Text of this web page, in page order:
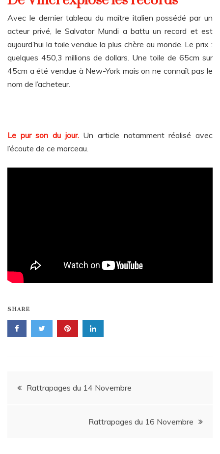
Avec le dernier tableau du maître italien possédé par un
acteur privé, le Salvator Mundi a battu un record et est
aujourd’hui la toile vendue la plus chère au monde. Le prix :
quelques 450,3 millions de dollars. Une toile de 65cm sur
45cm a été vendue à New-York mais on ne connaît pas le
nom de l’acheteur.
Le pur son du jour. Un article notamment réalisé avec
l’écoute de ce morceau.
SHARE
Navigation
Rattrapages du 14 Novembre
Rattrapages du 16 Novembre